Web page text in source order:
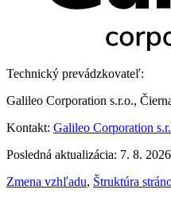
Technický prevádzkovateľ:
Galileo Corporation s.r.o.,
Kontakt: Galileo Corporation
Posledná aktualizácia: 7. 8. 2026
Zmena vzhľadu, Štruktúra